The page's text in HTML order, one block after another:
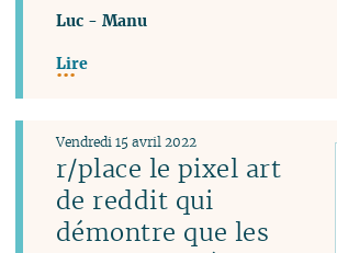
Luc -Manu
Lire
r/place le pixel art
de reddit qui
démontre que les
Vendredi 15 avril 2022